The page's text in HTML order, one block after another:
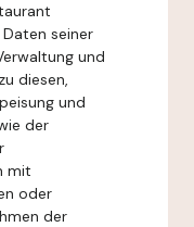
seiner
und
diesen,
und
der
mit
oder
der